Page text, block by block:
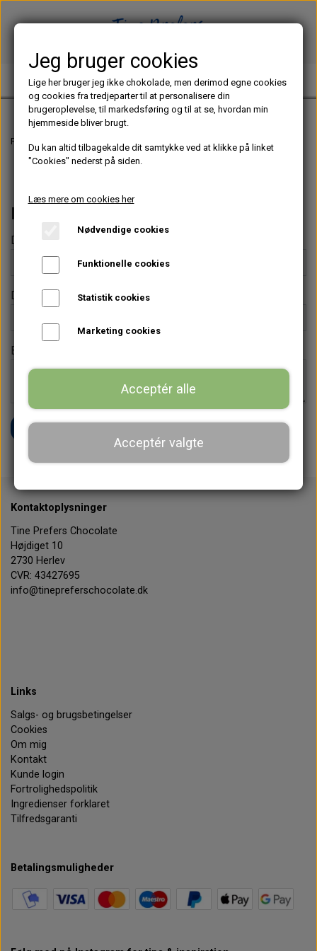
TINE PREFERS CHOCOLATE
Forside Kontakt
Kontakt
Dit navn *
Din e-mailadresse *
Besked *
Send
Kontaktoplysninger
Tine Prefers Chocolate
Højdiget 10
2730 Herlev
CVR: 43427695
info@tinepreferschocolate.dk
Links
Salgs- og brugsbetingelser
Cookies
Om mig
Kontakt
Kunde login
Fortrolighedspolitik
Ingredienser forklaret
Tilfredsgaranti
Betalingsmuligheder
Jeg bruger cookies
Lige her bruger jeg ikke chokolade, men derimod egne cookies
og cookies fra tredjeparter til at personalisere din
brugeroplevelse, til markedsføring og til at se, hvordan min
hjemmeside bliver brugt.
Du kan altid tilbagekalde dit samtykke ved at klikke på linket
"Cookies" nederst på siden.
Læs mere om cookies her
Nødvendige cookies
Funktionelle cookies
Statistik cookies
Marketing cookies
Acceptér alle
Acceptér valgte